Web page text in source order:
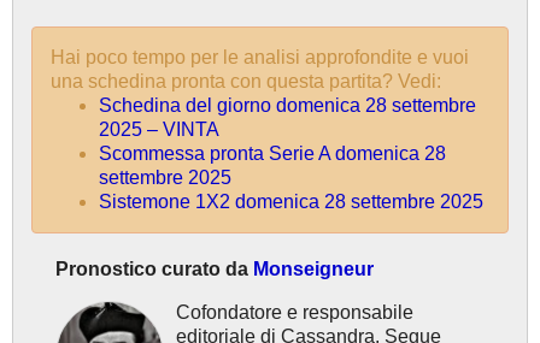
Hai poco tempo per le analisi approfondite e vuoi
una schedina pronta con questa partita? Vedi:
Schedina del giorno domenica 28 settembre
2025 – VINTA
Scommessa pronta Serie A domenica 28
settembre 2025
Sistemone 1X2 domenica 28 settembre 2025
Pronostico curato da Monseigneur
Cofondatore e responsabile
editoriale di Cassandra. Segue